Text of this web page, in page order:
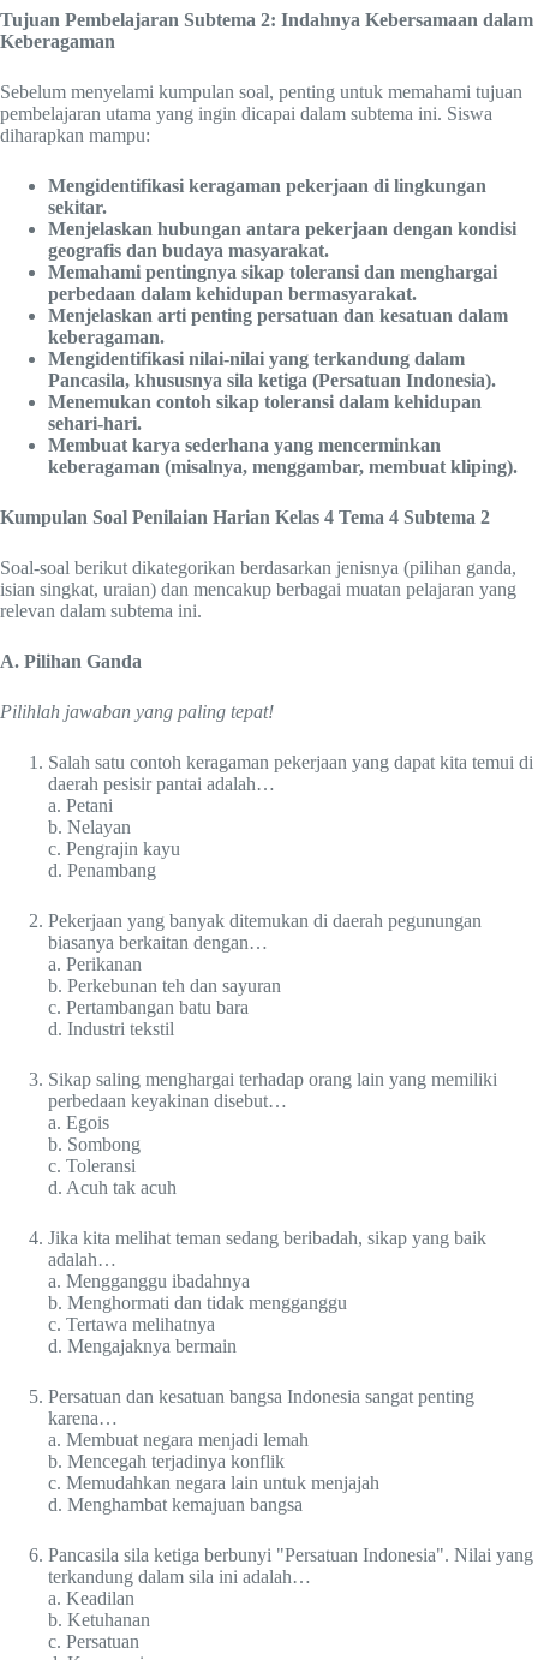
Tujuan Pembelajaran Subtema 2: Indahnya Kebersamaan dalam
Keberagaman
Sebelum menyelami kumpulan soal, penting untuk memahami tujuan
pembelajaran utama yang ingin dicapai dalam subtema ini. Siswa
diharapkan mampu:
Mengidentifikasi keragaman pekerjaan di lingkungan
sekitar.
Menjelaskan hubungan antara pekerjaan dengan kondisi
geografis dan budaya masyarakat.
Memahami pentingnya sikap toleransi dan menghargai
perbedaan dalam kehidupan bermasyarakat.
Menjelaskan arti penting persatuan dan kesatuan dalam
keberagaman.
Mengidentifikasi nilai-nilai yang terkandung dalam
Pancasila, khususnya sila ketiga (Persatuan Indonesia).
Menemukan contoh sikap toleransi dalam kehidupan
sehari-hari.
Membuat karya sederhana yang mencerminkan
keberagaman (misalnya, menggambar, membuat kliping).
Kumpulan Soal Penilaian Harian Kelas 4 Tema 4 Subtema 2
Soal-soal berikut dikategorikan berdasarkan jenisnya (pilihan ganda,
isian singkat, uraian) dan mencakup berbagai muatan pelajaran yang
relevan dalam subtema ini.
A. Pilihan Ganda
Pilihlah jawaban yang paling tepat!
Salah satu contoh keragaman pekerjaan yang dapat kita temui di
daerah pesisir pantai adalah…
a. Petani
b. Nelayan
c. Pengrajin kayu
d. Penambang
Pekerjaan yang banyak ditemukan di daerah pegunungan
biasanya berkaitan dengan…
a. Perikanan
b. Perkebunan teh dan sayuran
c. Pertambangan batu bara
d. Industri tekstil
Sikap saling menghargai terhadap orang lain yang memiliki
perbedaan keyakinan disebut…
a. Egois
b. Sombong
c. Toleransi
d. Acuh tak acuh
Jika kita melihat teman sedang beribadah, sikap yang baik
adalah…
a. Mengganggu ibadahnya
b. Menghormati dan tidak mengganggu
c. Tertawa melihatnya
d. Mengajaknya bermain
Persatuan dan kesatuan bangsa Indonesia sangat penting
karena…
a. Membuat negara menjadi lemah
b. Mencegah terjadinya konflik
c. Memudahkan negara lain untuk menjajah
d. Menghambat kemajuan bangsa
Pancasila sila ketiga berbunyi "Persatuan Indonesia". Nilai yang
terkandung dalam sila ini adalah…
a. Keadilan
b. Ketuhanan
c. Persatuan